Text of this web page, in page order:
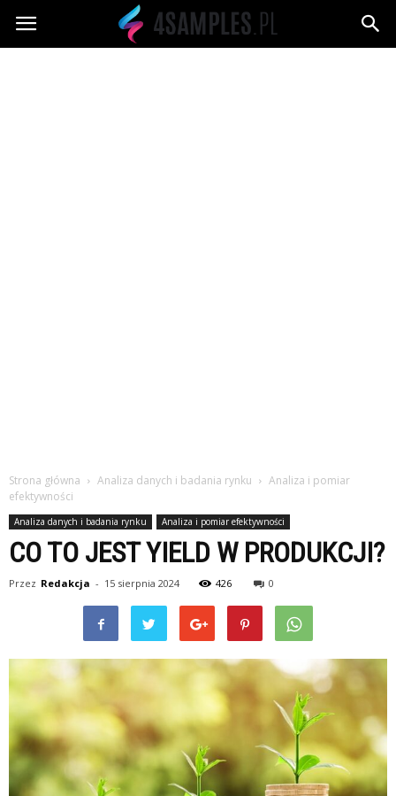
4samples.pl
Strona główna Analiza danych i badania rynku
Analiza i pomiar
efektywności
Analiza danych i badania rynku Analiza i pomiar efektywności
CO TO JEST YIELD W PRODUKCJI?
Przez Redakcja - 15 sierpnia 2024 426 0